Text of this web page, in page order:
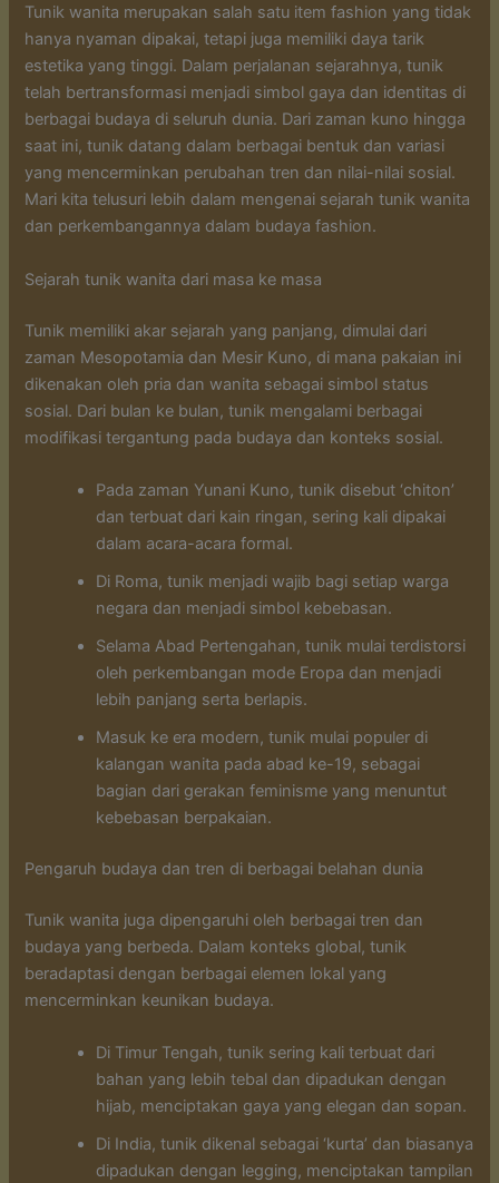
Tunik wanita merupakan salah satu item fashion yang tidak
hanya nyaman dipakai, tetapi juga memiliki daya tarik
estetika yang tinggi. Dalam perjalanan sejarahnya, tunik
telah bertransformasi menjadi simbol gaya dan identitas di
berbagai budaya di seluruh dunia. Dari zaman kuno hingga
saat ini, tunik datang dalam berbagai bentuk dan variasi
yang mencerminkan perubahan tren dan nilai-nilai sosial.
Mari kita telusuri lebih dalam mengenai sejarah tunik wanita
dan perkembangannya dalam budaya fashion.
Sejarah tunik wanita dari masa ke masa
Tunik memiliki akar sejarah yang panjang, dimulai dari
zaman Mesopotamia dan Mesir Kuno, di mana pakaian ini
dikenakan oleh pria dan wanita sebagai simbol status
sosial. Dari bulan ke bulan, tunik mengalami berbagai
modifikasi tergantung pada budaya dan konteks sosial.
Pada zaman Yunani Kuno, tunik disebut ‘chiton’
dan terbuat dari kain ringan, sering kali dipakai
dalam acara-acara formal.
Di Roma, tunik menjadi wajib bagi setiap warga
negara dan menjadi simbol kebebasan.
Selama Abad Pertengahan, tunik mulai terdistorsi
oleh perkembangan mode Eropa dan menjadi
lebih panjang serta berlapis.
Masuk ke era modern, tunik mulai populer di
kalangan wanita pada abad ke-19, sebagai
bagian dari gerakan feminisme yang menuntut
kebebasan berpakaian.
Pengaruh budaya dan tren di berbagai belahan dunia
Tunik wanita juga dipengaruhi oleh berbagai tren dan
budaya yang berbeda. Dalam konteks global, tunik
beradaptasi dengan berbagai elemen lokal yang
mencerminkan keunikan budaya.
Di Timur Tengah, tunik sering kali terbuat dari
bahan yang lebih tebal dan dipadukan dengan
hijab, menciptakan gaya yang elegan dan sopan.
Di India, tunik dikenal sebagai ‘kurta’ dan biasanya
dipadukan dengan legging, menciptakan tampilan